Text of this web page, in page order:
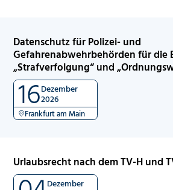
Datenschutz für Polizei- und
Gefahrenabwehrbehörden für die
„Strafverfolgung“ und
16Dezember
2026
Frankfurt am Main
Urlaubsrecht nach dem TV-H und
Dezember